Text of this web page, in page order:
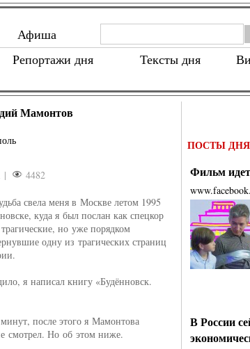
Афиша
Репортажи дня Тексты дня
Мамонтов
| 4482
свела меня в Москве летом 1995
куда я был послан как спецкор
но уже порядком
одну из трагических страниц
я написал книгу «Будённовск.
после этого я Мамонтова
смотрел. Но об этом ниже.
ПОСТЫ ДНЯ
Фильм идет
В России